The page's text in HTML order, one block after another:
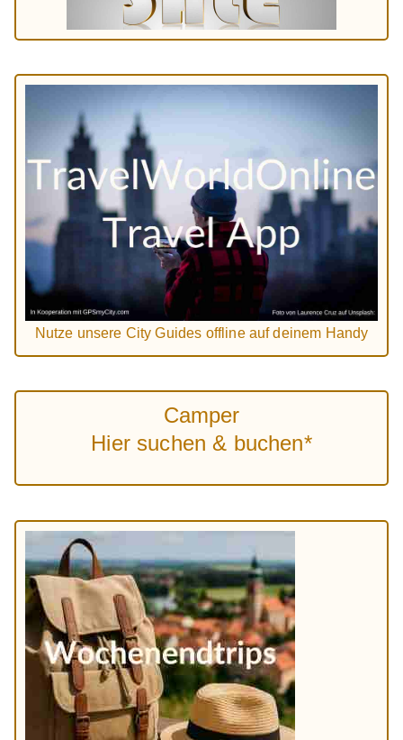
Nutze unsere City Guides offline auf deinem Handy
Camper
Hier suchen & buchen*